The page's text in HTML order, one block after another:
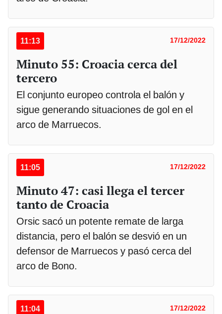
11:13 17/12/2022
Minuto 55: Croacia cerca del
tercero
El conjunto europeo controla el balón y
sigue generando situaciones de gol en el
arco de Marruecos.
11:05 17/12/2022
Minuto 47: casi llega el tercer
tanto de Croacia
Orsic sacó un potente remate de larga
distancia, pero el balón se desvió en un
defensor de Marruecos y pasó cerca del
arco de Bono.
11:04 17/12/2022